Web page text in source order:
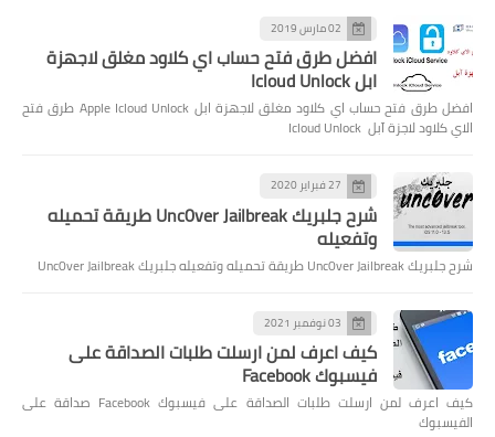
02 مارس 2019
افضل طرق فتح حساب اي كلاود مغلق لاجهزة
ابل Icloud Unlock
افضل طرق فتح حساب اي كلاود مغلق لاجهزة ابل Apple Icloud Unlock طرق فتح
الاي كلاود لاجزة آبل Icloud Unlock
27 فبراير 2020
شرح جلبريك Unc0ver Jailbreak طريقة تحميله
وتفعيله
شرح جلبريك Unc0ver Jailbreak طريقة تحميله وتفعيله جلبريك Unc0ver Jailbreak
03 نوفمبر 2021
كيف اعرف لمن ارسلت طلبات الصداقة على
فيسبوك Facebook
كيف اعرف لمن ارسلت طلبات الصداقة على فيسبوك Facebook صداقة على
الفيسبوك